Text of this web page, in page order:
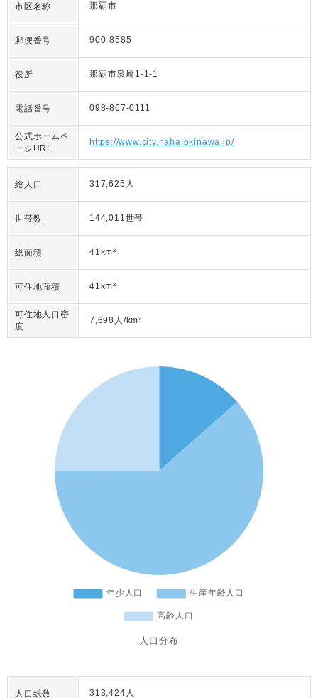
市区名称 那覇市
郵便番号 900-8585
役所 那覇市泉崎1-1-1
電話番号 098-867-0111
公式ホームペ
ージURL
https://www.city.naha.okinawa.jp/
総人口 317,625人
世帯数 144,011世帯
総面積 41km²
可住地面積 41km²
可住地人口密
度
7,698人/km²
人口分布
人口総数 313,424人